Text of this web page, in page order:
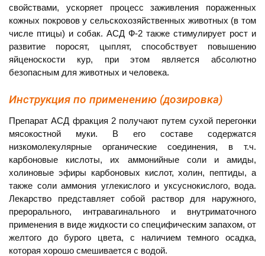
свойствами, ускоряет процесс заживления пораженных
кожных покровов у сельскохозяйственных животных (в том
числе птицы) и собак. АСД Ф-2 также стимулирует рост и
развитие поросят, цыплят, способствует повышению
яйценоскости кур, при этом является абсолютно
безопасным для животных и человека.
Инструкция по применению (дозировка)
Препарат АСД фракция 2 получают путем сухой перегонки
мясокостной муки. В его составе содержатся
низкомолекулярные органические соединения, в т.ч.
карбоновые кислоты, их аммонийные соли и амиды,
холиновые эфиры карбоновых кислот, холин, пептиды, а
также соли аммония углекислого и уксуснокислого, вода.
Лекарство представляет собой раствор для наружного,
прерорального, интравагинального и внутриматочного
применения в виде жидкости со специфическим запахом, от
желтого до бурого цвета, с наличием темного осадка,
которая хорошо смешивается с водой.